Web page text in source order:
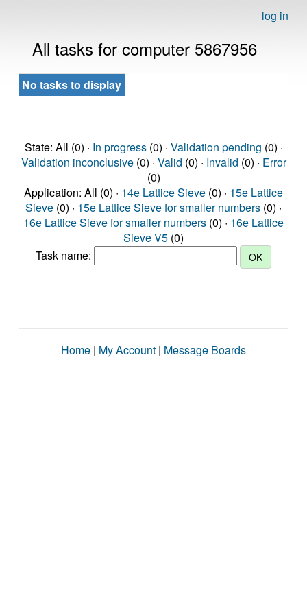
log in
All tasks for computer 5867956
No tasks to display
State: All (0) · In progress(0) · Validation pending (0) ·
Validation inconclusive(0) · Valid (0) · Invalid (0) · Error
(0)
Application: All (0) · 14e Lattice Sieve (0) · 15e Lattice
Sieve (0) · 15e Lattice Sieve for smaller numbers (0) ·
16e Lattice Sieve for smaller numbers (0) · 16e Lattice
Sieve V5 (0)
Task name:
Home | My Account | Message Boards